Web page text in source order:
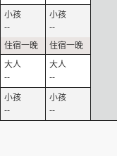
--
--
--
--
--
--